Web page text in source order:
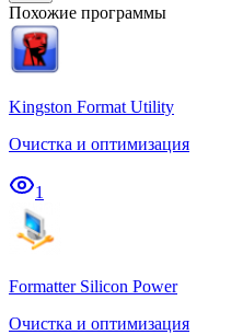
Похожие программы
Kingston Format Utility
Очистка и оптимизация
1
Formatter Silicon Power
Очистка и оптимизация